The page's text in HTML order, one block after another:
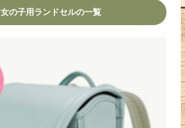
女の子用ランドセルの一覧